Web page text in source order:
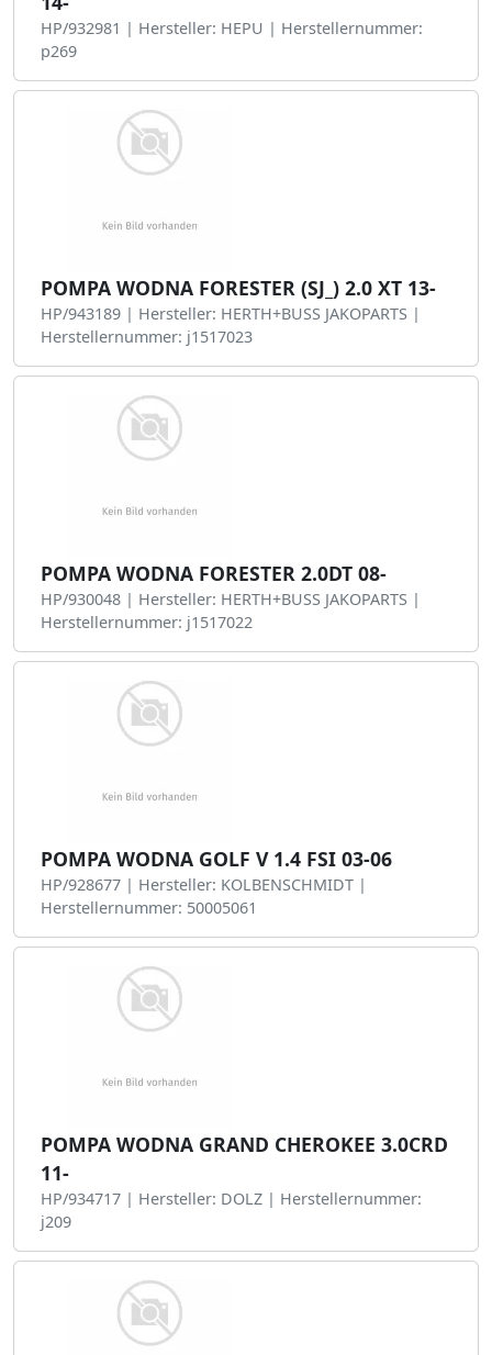
HP/932981 | Hersteller: HEPU | Herstellernummer:
p269
POMPA WODNA FORESTER (SJ_) 2.0 XT 13-
HP/943189 | Hersteller: HERTH+BUSS JAKOPARTS |
Herstellernummer: j1517023
POMPA WODNA FORESTER 2.0DT 08-
HP/930048 | Hersteller: HERTH+BUSS JAKOPARTS |
Herstellernummer: j1517022
POMPA WODNA GOLF V 1.4 FSI 03-06
HP/928677 | Hersteller: KOLBENSCHMIDT |
Herstellernummer: 50005061
POMPA WODNA GRAND CHEROKEE 3.0CRD
11-
HP/934717 | Hersteller: DOLZ | Herstellernummer:
j209